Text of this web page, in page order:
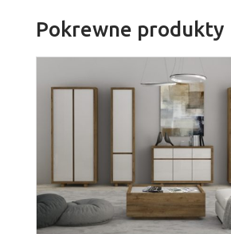
Pokrewne produkty